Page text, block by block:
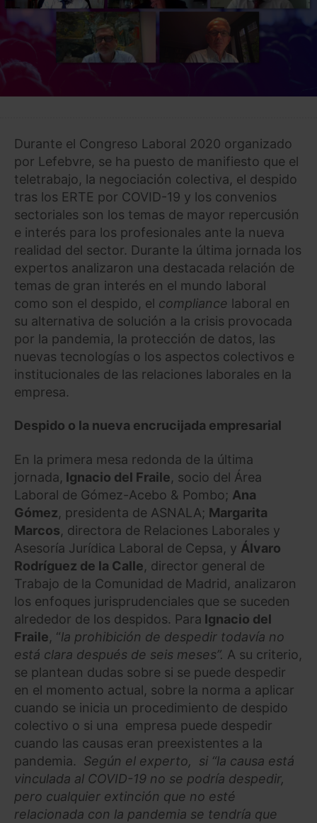
Durante el Congreso Laboral 2020 organizado
por Lefebvre, se ha puesto de manifiesto que el
teletrabajo, la negociación colectiva, el despido
tras los ERTE por COVID-19 y los convenios
sectoriales son los temas de mayor repercusión
e interés para los profesionales ante la nueva
realidad del sector. Durante la última jornada los
expertos analizaron una destacada relación de
temas de gran interés en el mundo laboral
como son el despido, el compliance laboral en
su alternativa de solución a la crisis provocada
por la pandemia, la protección de datos, las
nuevas tecnologías o los aspectos colectivos e
institucionales de las relaciones laborales en la
empresa.
Despido o la nueva encrucijada empresarial
En la primera mesa redonda de la última
jornada, Ignacio del Fraile, socio del Área
Laboral de Gómez-Acebo & Pombo; Ana
Gómez, presidenta de ASNALA; Margarita
Marcos, directora de Relaciones Laborales y
Asesoría Jurídica Laboral de Cepsa, y Álvaro
Rodríguez de la Calle, director general de
Trabajo de la Comunidad de Madrid, analizaron
los enfoques jurisprudenciales que se suceden
alrededor de los despidos. Para Ignacio del
Fraile, “la prohibición de despedir todavía no
está clara después de seis meses”. A su criterio,
se plantean dudas sobre si se puede despedir
en el momento actual, sobre la norma a aplicar
cuando se inicia un procedimiento de despido
colectivo o si una empresa puede despedir
cuando las causas eran preexistentes a la
pandemia. Según el experto, si “la causa está
vinculada al COVID-19 no se podría despedir,
pero cualquier extinción que no esté
relacionada con la pandemia se tendría que